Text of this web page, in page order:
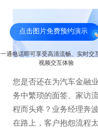
5G视频客服
一通电话即可享受高清流畅、实时交
视频交互体验
点击图片免费预约演示
您是否还在为汽车金融业
务中繁琐的面签、家访
程而头疼？业务经理奔波
在路上，客户抱怨流程太